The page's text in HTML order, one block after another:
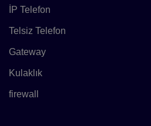
İP Telefon
Telsiz Telefon
Gateway
Kulaklık
firewall